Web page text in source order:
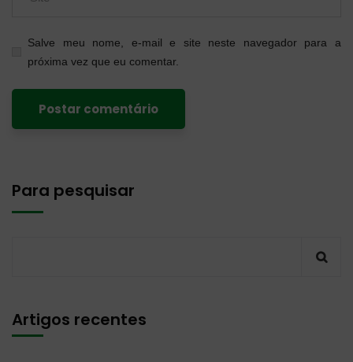
Salve meu nome, e-mail e site neste navegador para a
próxima vez que eu comentar.
Para pesquisar
Artigos recentes